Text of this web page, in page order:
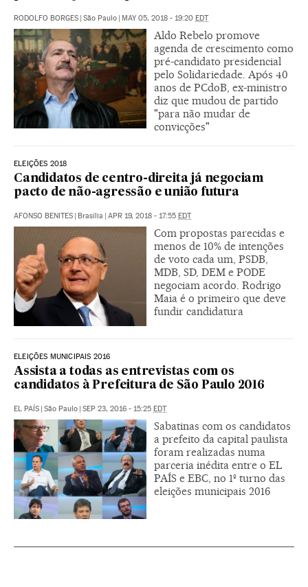
RODOLFO BORGES São Paulo MAY 05, 2018 - 19:20 EDT
Aldo Rebelo promove
agenda de crescimento como
pré-candidato presidencial
pelo Solidariedade. Após 40
anos de PCdoB, ex-ministro
diz que mudou de partido
"para não mudar de
convicções"
ELEIÇÕES 2018
Candidatos de centro-direita já negociam
pacto de não-agressão e união futura
AFONSO BENITES Brasília APR 19, 2018 - 17:55 EDT
Com propostas parecidas e
menos de 10% de intenções
de voto cada um, PSDB,
MDB, SD, DEM e PODE
negociam acordo. Rodrigo
Maia é o primeiro que deve
fundir candidatura
ELEIÇÕES MUNICIPAIS 2016
Assista a todas as entrevistas com os
candidatos à Prefeitura de São Paulo 2016
EL PAÍS São Paulo SEP 23, 2016 - 15:25 EDT
Sabatinas com os candidatos
a prefeito da capital paulista
foram realizadas numa
parceria inédita entre o EL
PAÍS e EBC, no 1º turno das
eleições municipais 2016